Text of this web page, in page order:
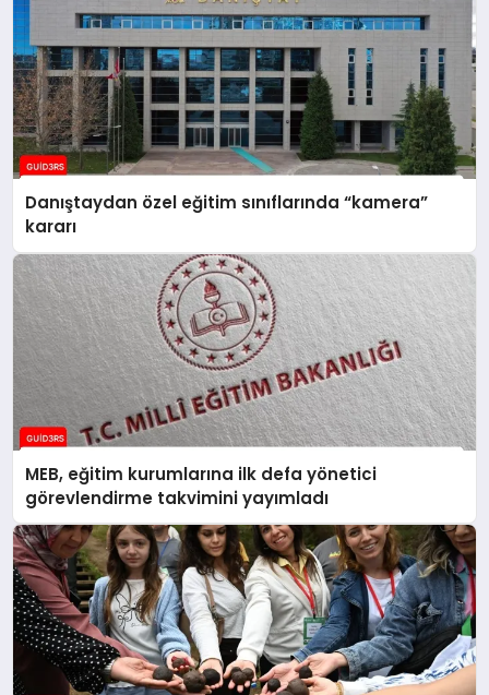
Danıştaydan özel eğitim sınıflarında “kamera”
kararı
MEB, eğitim kurumlarına ilk defa yönetici
görevlendirme takvimini yayımladı